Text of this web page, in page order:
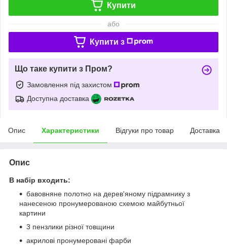
Купити
або
Купити з
Що таке купити з Пром?
Замовлення під захистом
Доступна доставка
Опис Характеристики Відгуки про товар Доставка
Опис
В набір входить:
бавовняне полотно на дерев'яному підрамнику з
нанесеною пронумерованою схемою майбутньої
картини
3 пензлики різної товщини
акрилові пронумеровані фарби